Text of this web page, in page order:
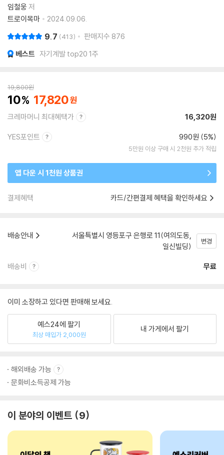
임철웅 저
트로이목마
2024.09.06.
9.7 413 판매지수 876
베스트 자기계발 top20 1주
19,800원
10 17,820
크레마머니 최대혜택가 16,320원
YES포인트 990원 (5%)
5만원 이상 구매 시 2천원 추가 적립
앱 다운 시 1천원 상품권
결제혜택 카드/간편결제 혜택을 확인하세요
배송안내
서울특별시 영등포구 은행로 11(여의도동,
일신빌딩)
변경
배송비 무료
이미 소장하고 있다면 판매해 보세요.
예스24에 팔기
최상 매입가 2,000원
내 가게에서 팔기
해외배송 가능
문화비소득공제 가능
이 분야의 이벤트 9